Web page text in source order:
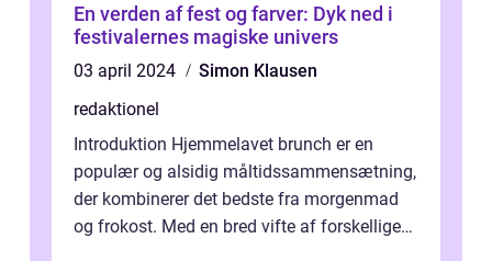
En verden af fest og farver: Dyk ned i
festivalernes magiske univers
03 april 2024
Simon Klausen
redaktionel
Introduktion Hjemmelavet brunch er en
populær og alsidig måltidssammensætning,
der kombinerer det bedste fra morgenmad
og frokost. Med en bred vifte af forskellige